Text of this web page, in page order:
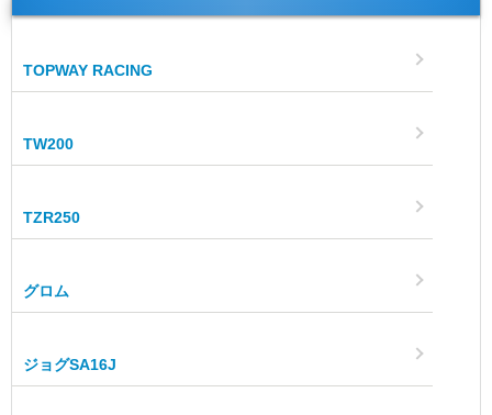
TOPWAY RACING
TW200
TZR250
グロム
ジョグSA16J